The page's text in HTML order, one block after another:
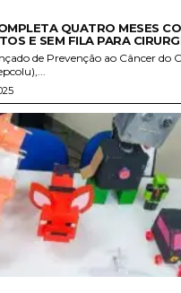
QUATRO MESES
E SEM FILA PARA
de Prevenção ao Câncer do